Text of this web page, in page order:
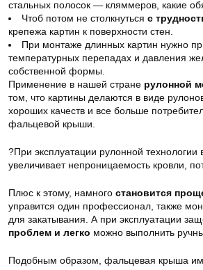
стальных полосок — кляммеров, какие
Чтоб потом не столкнуться с
крепежа картин к поверхности стен.
При монтаже длинных картин нужно
температурных перепадах и давления
собственной формы.
Применение в нашей стране рулонной
том, что картины делаются в виде
хороших качеств и все больше
фальцевой крыши.
?При эксплуатации рулонной технологии
увеличивает непроницаемость кровли,
Плюс к этому, намного становится
управится один профессионал, также
для закатывания. А при эксплуатации
проблем и легко можно выполнить
Подобным образом, фальцевая крыша